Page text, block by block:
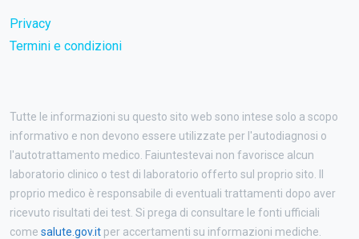
Privacy
Termini e condizioni
Tutte le informazioni su questo sito web sono intese solo a scopo
informativo e non devono essere utilizzate per l'autodiagnosi o
l'autotrattamento medico. Faiuntestevai non favorisce alcun
laboratorio clinico o test di laboratorio offerto sul proprio sito. Il
proprio medico è responsabile di eventuali trattamenti dopo aver
ricevuto risultati dei test. Si prega di consultare le fonti ufficiali
come salute.gov.it per accertamenti su informazioni mediche.